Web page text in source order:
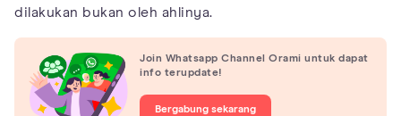
dilakukan bukan oleh ahlinya.
Join Whatsapp Channel Orami untuk dapat
info terupdate!
Bergabung sekarang